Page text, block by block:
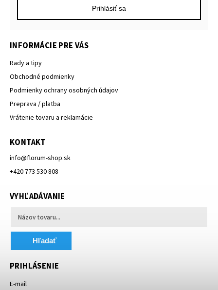
Prihlásiť sa
INFORMÁCIE PRE VÁS
Rady a tipy
Obchodné podmienky
Podmienky ochrany osobných údajov
Preprava / platba
Vrátenie tovaru a reklamácie
KONTAKT
info@florum-shop.sk
+420 773 530 808
VYHĽADÁVANIE
Hľadať
PRIHLÁSENIE
E-mail